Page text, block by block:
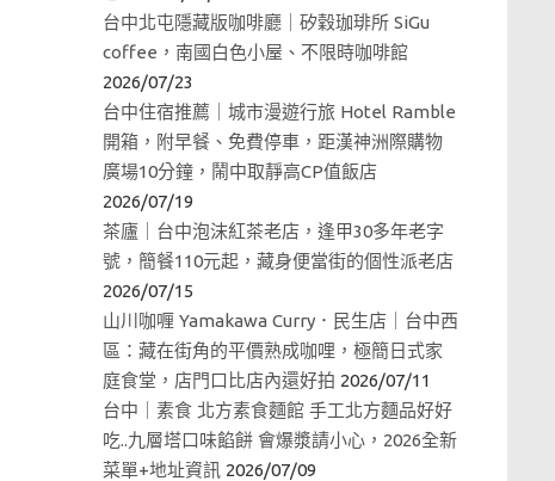
台中北屯隱藏版咖啡廳｜矽穀珈琲所 SiGu
coffee，南國白色小屋、不限時咖啡館
2026/07/23
台中住宿推薦｜城市漫遊行旅 Hotel Ramble
開箱，附早餐、免費停車，距漢神洲際購物
廣場10分鐘，鬧中取靜高CP值飯店
2026/07/19
茶廬｜台中泡沫紅茶老店，逢甲30多年老字
號，簡餐110元起，藏身便當街的個性派老店
2026/07/15
山川咖喱 Yamakawa Curry．民生店｜台中西
區：藏在街角的平價熟成咖哩，極簡日式家
庭食堂，店門口比店內還好拍 2026/07/11
台中｜素食 北方素食麵館 手工北方麵品好好
吃..九層塔口味餡餅 會爆漿請小心，2026全新
菜單+地址資訊 2026/07/09